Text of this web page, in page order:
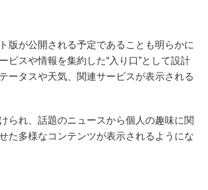
が公開される予定であることも明らかに
ビスや情報を集約した“入り口”として設計
ータスや天気、関連サービスが表示される
れ、話題のニュースから個人の趣味に関
た多様なコンテンツが表示されるようにな